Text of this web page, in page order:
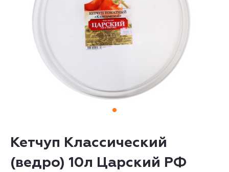
Кетчуп Классический
(ведро) 10л Царский РФ